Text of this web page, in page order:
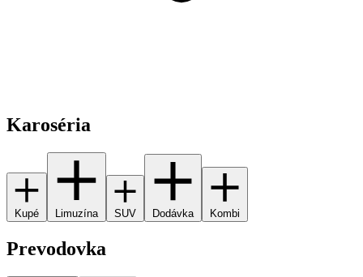
Karoséria
Kupé Limuzína SUV Dodávka Kombi
Prevodovka